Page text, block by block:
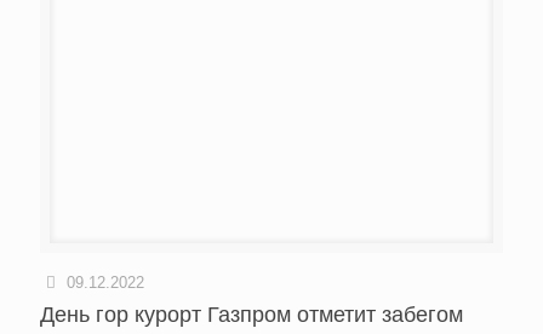
09.12.2022
День гор курорт Газпром отметит забегом